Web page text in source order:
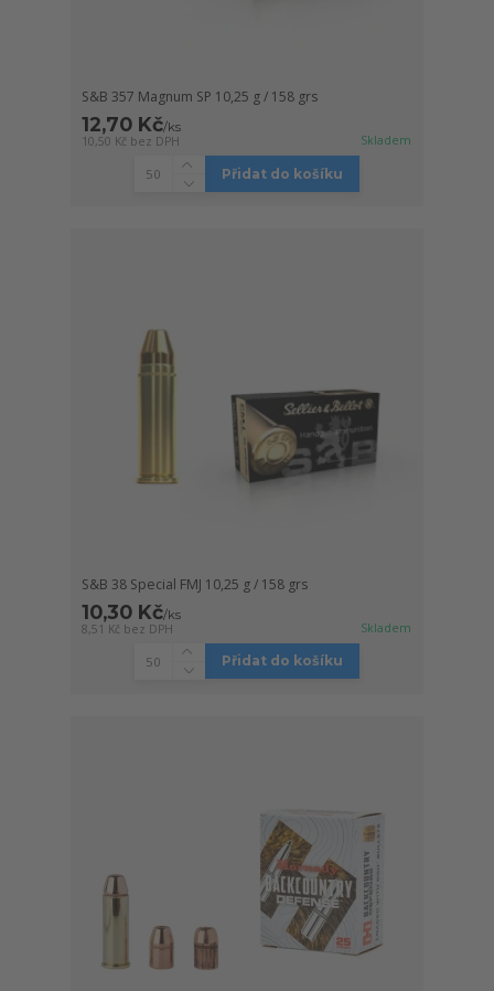
S&B 357 Magnum SP 10,25 g / 158 grs
12,70 Kč/ks
10,50 Kč bez DPH Skladem
Přidat do košíku
S&B 38 Special FMJ 10,25 g / 158 grs
10,30 Kč/ks
8,51 Kč bez DPH Skladem
Přidat do košíku